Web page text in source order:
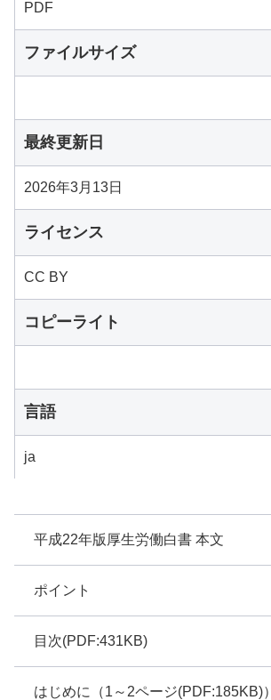
平成22年版厚生労働白書 本文
ポイント
目次(PDF:431KB)
はじめに（1～2ページ(PDF:185KB)）
PDF
ファイルサイズ
最終更新日
2026年3月13日
ライセンス
CC BY
コピーライト
言語
ja